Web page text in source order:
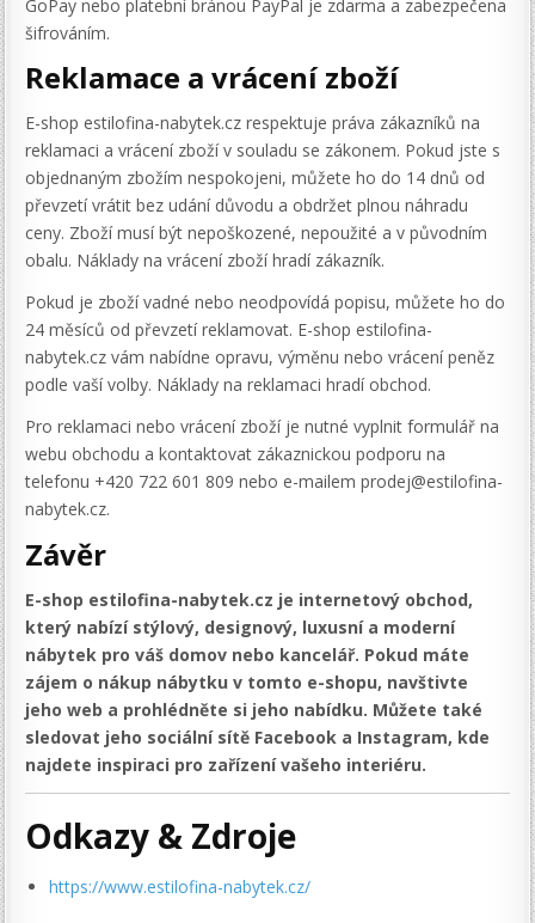
GoPay nebo platební bránou PayPal je zdarma a zabezpečena
šifrováním.
Reklamace a vrácení zboží
E-shop estilofina-nabytek.cz respektuje práva zákazníků na
reklamaci a vrácení zboží v souladu se zákonem. Pokud jste s
objednaným zbožím nespokojeni, můžete ho do 14 dnů od
převzetí vrátit bez udání důvodu a obdržet plnou náhradu
ceny. Zboží musí být nepoškozené, nepoužité a v původním
obalu. Náklady na vrácení zboží hradí zákazník.
Pokud je zboží vadné nebo neodpovídá popisu, můžete ho do
24 měsíců od převzetí reklamovat. E-shop estilofina-
nabytek.cz vám nabídne opravu, výměnu nebo vrácení peněz
podle vaší volby. Náklady na reklamaci hradí obchod.
Pro reklamaci nebo vrácení zboží je nutné vyplnit formulář na
webu obchodu a kontaktovat zákaznickou podporu na
telefonu +420 722 601 809 nebo e-mailem prodej@estilofina-
nabytek.cz.
Závěr
E-shop estilofina-nabytek.cz je internetový obchod,
který nabízí stýlový, designový, luxusní a moderní
nábytek pro váš domov nebo kancelář. Pokud máte
zájem o nákup nábytku v tomto e-shopu, navštivte
jeho web a prohlédněte si jeho nabídku. Můžete také
sledovat jeho sociální sítě Facebook a Instagram, kde
najdete inspiraci pro zařízení vašeho interiéru.
Odkazy & Zdroje
https://www.estilofina-nabytek.cz/